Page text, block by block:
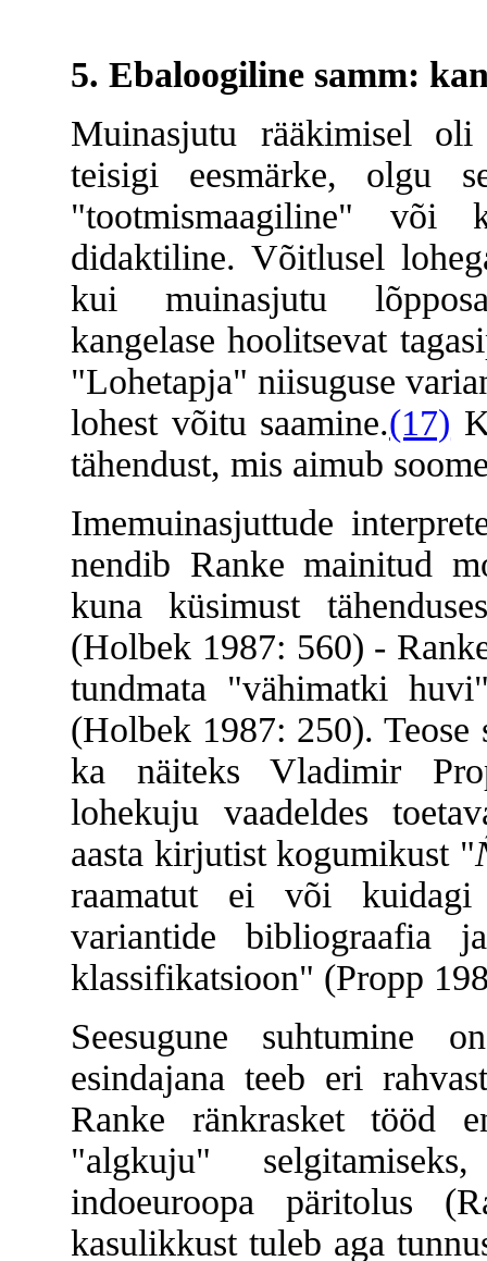
5. Ebaloogiline samm:
Muinasjutu rääkimisel
teisigi eesmärke, olgu
"tootmismaagiline" või
didaktiline. Võitlusel
kui muinasjutu
kangelase hoolitsevat
"Lohetapja" niisuguse
lohest võitu saamine.(17)
tähendust, mis aimub
Imemuinasjuttude
nendib Ranke mainitud
kuna küsimust
(Holbek 1987: 560) -
tundmata "vähimatki
(Holbek 1987: 250).
ka näiteks Vladimir
lohekuju vaadeldes
aasta kirjutist kogumikust "
raamatut ei või kuidagi
variantide bibliograafia
klassifikatsioon" (Propp
Seesugune suhtumine
esindajana teeb eri
Ranke ränkrasket tööd
"algkuju"
indoeuroopa päritolus
kasulikkust tuleb aga